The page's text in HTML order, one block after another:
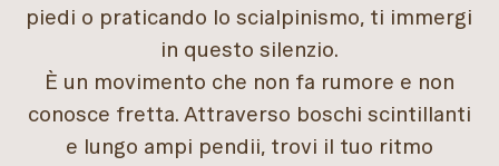
piedi o praticando lo scialpinismo, ti immergi
in questo silenzio.
È un movimento che non fa rumore e non
conosce fretta. Attraverso boschi scintillanti
e lungo ampi pendii, trovi il tuo ritmo